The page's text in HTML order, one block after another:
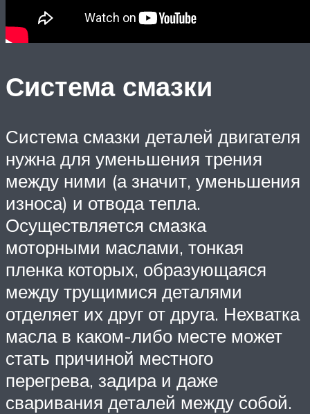
Система смазки
Система смазки деталей двигателя
нужна для уменьшения трения
между ними (а значит, уменьшения
износа) и отвода тепла.
Осуществляется смазка
моторными маслами, тонкая
пленка которых, образующаяся
между трущимися деталями
отделяет их друг от друга. Нехватка
масла в каком-либо месте может
стать причиной местного
перегрева, задира и даже
сваривания деталей между собой.